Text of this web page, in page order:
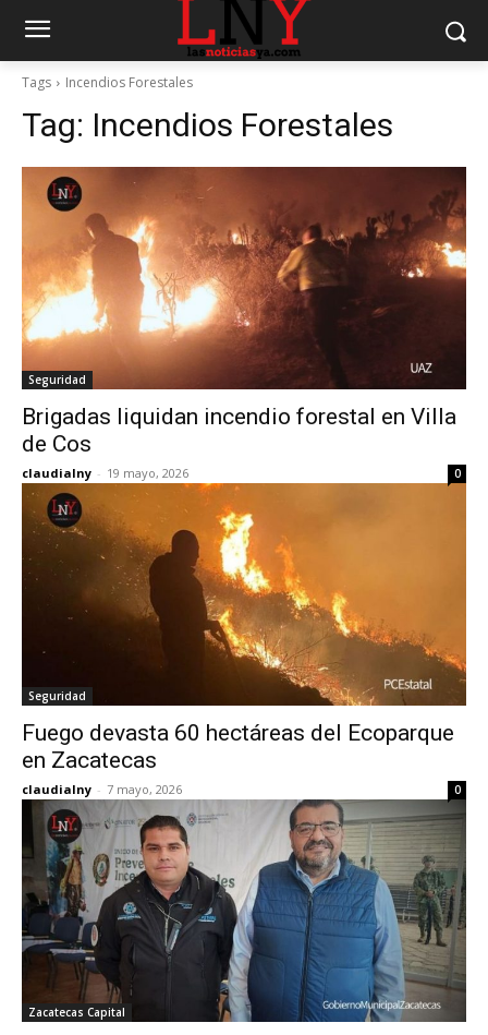
Tags Incendios Forestales
Tag: Incendios Forestales
Seguridad
Brigadas liquidan incendio forestal en Villa
de Cos
claudialny - 19 mayo, 2026 0
Seguridad
Fuego devasta 60 hectáreas del Ecoparque
en Zacatecas
claudialny - 7 mayo, 2026 0
Zacatecas Capital